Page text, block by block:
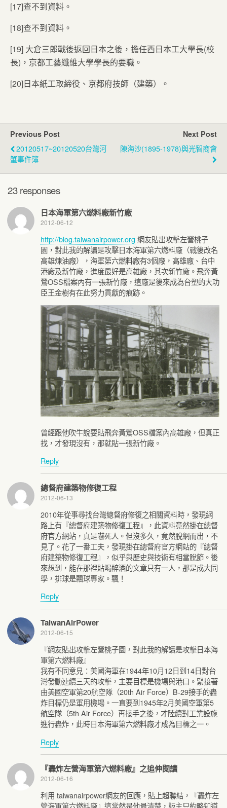
[17]查不到資料。
[18]查不到資料。
[19] 大倉三郎戰後返回日本之後，擔任西日本工大學長(校
長)，京都工藝纖維大學學長的要職。
[20]日本紙工取締役、京都府技師（建築）。
Previous Post
20120517~20120520台灣河
蟹事件簿
Next Post
陳海沙(1895-1978)與光智商會
23 responses
日本海軍第六燃料廠新竹廠
2012-06-12
http://blog.taiwanairpower.org 網友貼出攻擊左營桃子
園，對此我的解讀是攻擊日本海軍第六燃料廠（戰後改名
高雄煉油廠），海軍第六燃料廠有3個廠，高雄廠、台中
港廠及新竹廠，進度最好是高雄廠，其次新竹廠。飛奔黃
鶯OSS檔案內有一張新竹廠，這廠是後來成為台塑的大功
臣王金樹有在此努力貢獻的痕跡。
曾經跟他吹牛說要貼飛奔黃鶯OSS檔案內高雄廠，但真正
找，才發現沒有，那就貼一張新竹廠。
Reply
總督府建築物修復工程
2012-06-13
2010年從事尋找台灣總督府修復之相關資料時，發現網
路上有『總督府建築物修復工程』，此資料竟然掛在總督
府官方網站，真是嚇死人。但沒多久，竟然脫網而出，不
見了。花了一番工夫，發現掛在總督府官方網站的『總督
府建築物修復工程』，似乎與歷史與技術有相當脫節。後
來想到，能在那裡貼喝醉酒的文章只有一人，那是成大同
學，排球是飄球專家。飄！
Reply
TaiwanAirPower
2012-06-15
『網友貼出攻擊左營桃子園，對此我的解讀是攻擊日本海
軍第六燃料廠』
我有不同意見：美國海軍在1944年10月12日到14日對台
灣發動連續三天的攻擊，主要目標是機場與港口。緊接著
由美國空軍第20航空隊（20th Air Force）B-29接手的轟
炸目標仍是軍用機場。一直要到1945年2月美國空軍第5
航空隊（5th Air Force）再接手之後，才陸續對工業設施
進行轟炸，此時日本海軍第六燃料廠才成為目標之一。
Reply
『轟炸左營海軍第六燃料廠』之追伸閱讀
2012-06-16
利用 taiwanairpower網友的回應，貼上超聯結，『轟炸左